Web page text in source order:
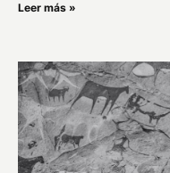
Leer más »